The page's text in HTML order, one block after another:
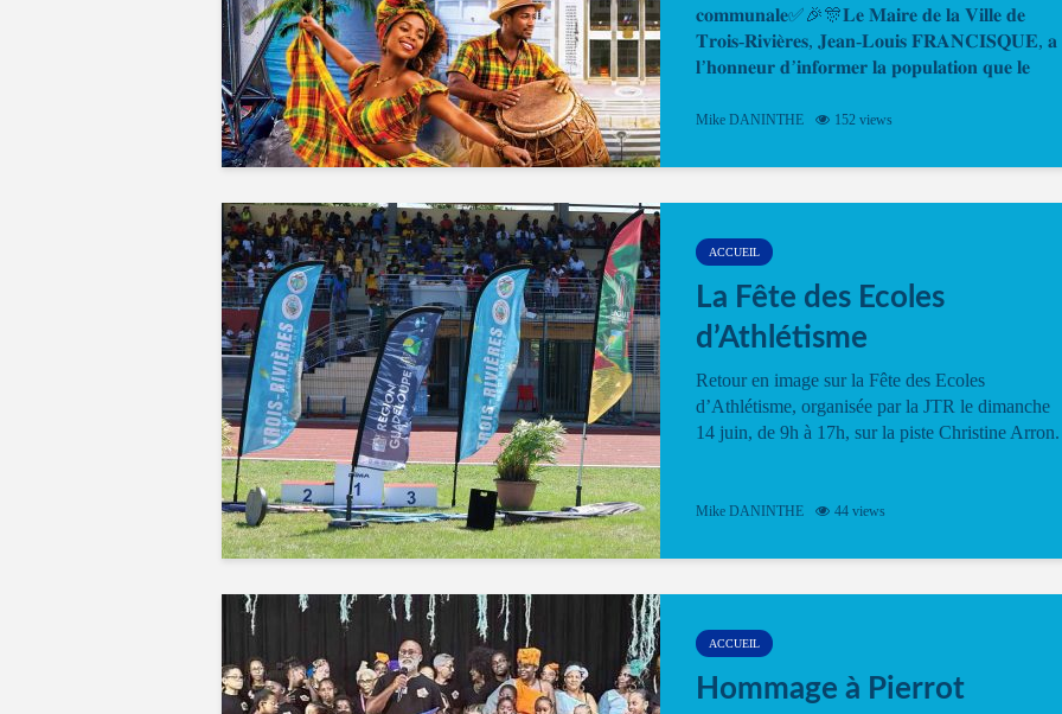
𝐜𝐨𝐦𝐦𝐮𝐧𝐚𝐥𝐞✅🎉🎊𝐋𝐞 𝐌𝐚𝐢𝐫𝐞 𝐝𝐞 𝐥𝐚 𝐕𝐢𝐥𝐥𝐞 𝐝𝐞
𝐓𝐫𝐨𝐢𝐬-𝐑𝐢𝐯𝐢𝐞̀𝐫𝐞𝐬, 𝐉𝐞𝐚𝐧-𝐋𝐨𝐮𝐢𝐬 𝐅𝐑𝐀𝐍𝐂𝐈𝐒𝐐𝐔𝐄, 𝐚
𝐥’𝐡𝐨𝐧𝐧𝐞𝐮𝐫 𝐝’𝐢𝐧𝐟𝐨𝐫𝐦𝐞𝐫 𝐥𝐚 𝐩𝐨𝐩𝐮𝐥𝐚𝐭𝐢𝐨𝐧 𝐪𝐮𝐞 𝐥𝐞
Mike DANINTHE 152 views
ACCUEIL
La Fête des Ecoles
d’Athlétisme
Retour en image sur la Fête des Ecoles
d’Athlétisme, organisée par la JTR le dimanche
14 juin, de 9h à 17h, sur la piste Christine Arron.
Mike DANINTHE 44 views
ACCUEIL
Hommage à Pierrot